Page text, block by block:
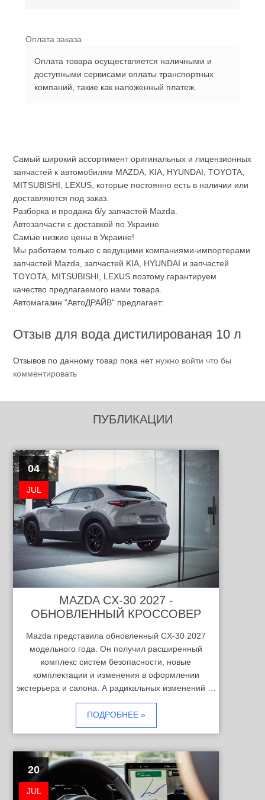
Оплата заказа
Оплата товара осуществляется наличными и
доступными сервисами оплаты транспортных
компаний, такие как наложенный платеж.
Самый широкий ассортимент оригинальных и лицензионных
запчастей к автомобилям MAZDA, KIA, HYUNDAI, TOYOTA,
MITSUBISHI, LEXUS, которые постоянно есть в наличии или
доставляются под заказ.
Разборка и продажа б/у запчастей Mazda.
Автозапчасти с доставкой по Украине
Самые низкие цены в Украине!
Мы работаем только с ведущими компаниями-импортерами
запчастей Mazda, запчастей KIA, HYUNDAI и запчастей
TOYOTA, MITSUBISHI, LEXUS поэтому гарантируем
качество предлагаемого нами товара.
Автомагазин "АвтоДРАЙВ" предлагает:
Отзыв для вода дистилированая 10 л
Отзывов по данному товар пока нет нужно войти что бы
комментировать
ПУБЛИКАЦИИ
04
JUL
MAZDA CX-30 2027 -
ОБНОВЛЕННЫЙ КРОССОВЕР
Mazda представила обновленный CX-30 2027
модельного года. Он получил расширенный
комплекс систем безопасности, новые
комплектации и изменения в оформлении
экстерьера и салона. А радикальных изменений …
ПОДРОБНЕЕ »
20
JUL